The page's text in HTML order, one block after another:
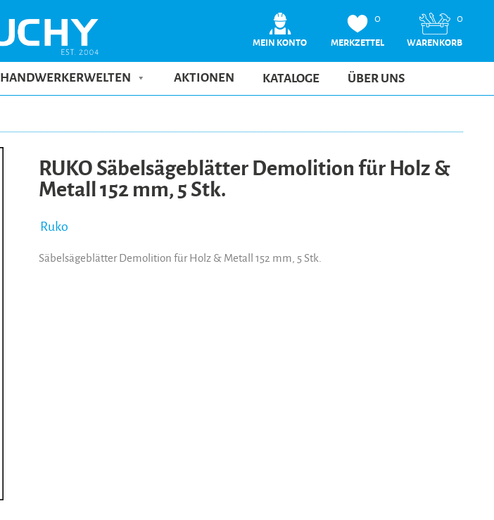
MEIN KONTO
0
MERKZETTEL
0
WARENKORB
HANDWERKERWELTEN AKTIONEN KATALOGE ÜBER UNS
RUKO Säbelsägeblätter Demolition für Holz &
Metall 152 mm, 5 Stk.
Ruko
Säbelsägeblätter Demolition für Holz & Metall 152 mm, 5 Stk.